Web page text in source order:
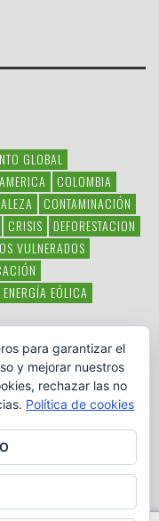
GLOBAL
COLOMBIA
CONTAMINACIÓN
CRISIS
DEFORESTACION
VULNERADOS
ENERGÍA EÓLICA
MÉXICO
POESÍA
POLITICA
ALIMENTARIA
VERTIDO PETROLEO
para garantizar el
y mejorar nuestros
rechazar las no
Política de cookies